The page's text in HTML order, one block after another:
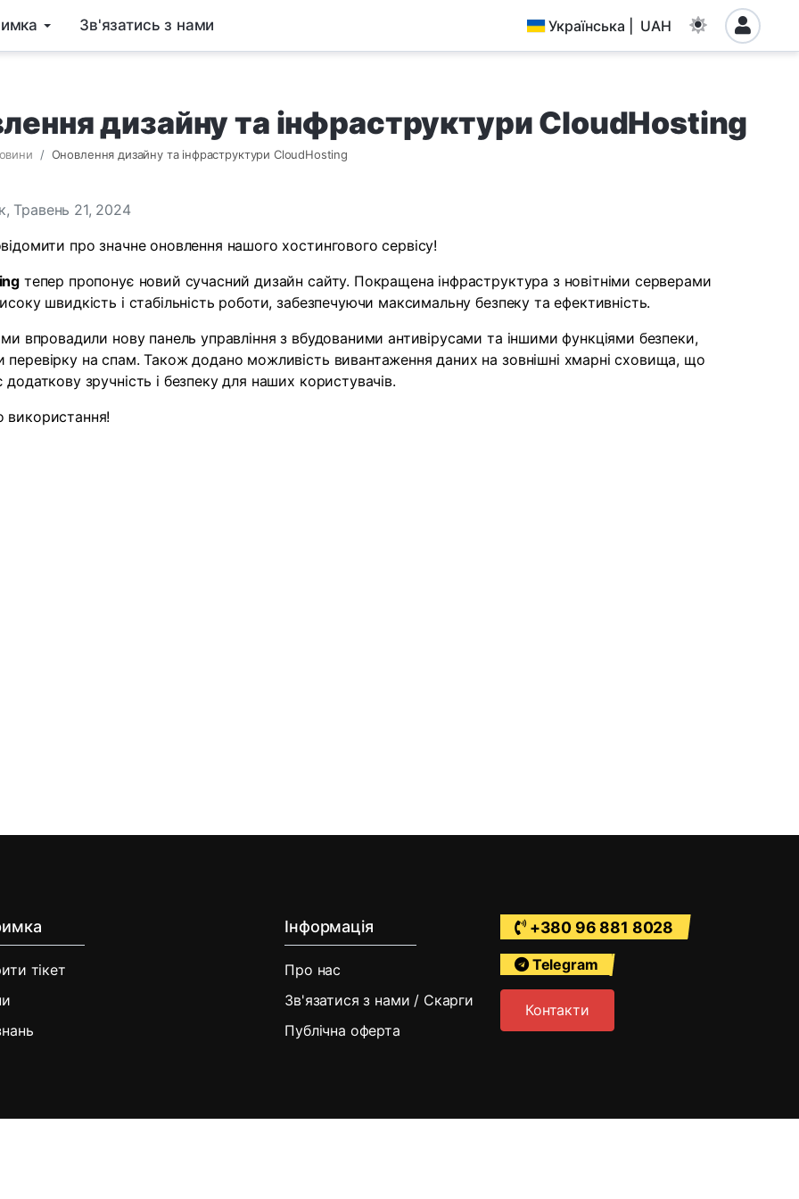
Зв'язатись з нами Українська | UAH
дизайну та інфраструктури CloudHosting
Оновлення дизайну та інфраструктури CloudHosting
Травень 21, 2024
про значне оновлення нашого хостингового сервісу!
тепер пропонує новий сучасний дизайн сайту. Покращена інфраструктура з новітніми серверами
швидкість і стабільність роботи, забезпечуючи максимальну безпеку та ефективність.
впровадили нову панель управління з вбудованими антивірусами та іншими функціями безпеки,
перевірку на спам. Також додано можливість вивантаження даних на зовнішні хмарні сховища, що
додаткову зручність і безпеку для наших користувачів.
використання!
тікет
Інформація
Про нас
Зв'язатися з нами / Скарги
Публічна оферта
+380 96 881 8028
Telegram
Контакти